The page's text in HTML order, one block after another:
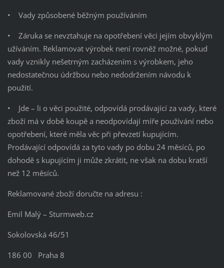
• Vady způsobené běžným používáním
• Záruka se nevztahuje na opotřebení věci jejím obvyklým
užíváním. Reklamovat výrobek není rovněž možné, pokud
vady vznikly nešetrným zacházením s výrobkem, jeho
nedostatečnou údržbou nebo nedodržením návodu k
použití.
• Jde – li o věci použité, odpovídá prodávající za vady, které
zboží má v době koupě a neodpovídají míře používání nebo
opotřebení, které měla věc při převzetí kupujícím.
Prodávající odpovídá za tyto vady po dobu 24 měsíců, po
dohodě s kupujícím ji může zkrátit, ne však na dobu kratší
než 12 měsíců.
Reklamované zboží doručte na adresu :
Emil Malý – Sturmweb.cz
Sokolovská 46/51
186 00 Praha 8